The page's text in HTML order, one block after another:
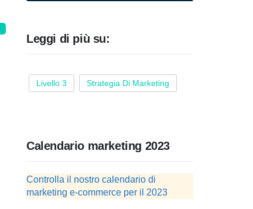
Leggi di più su:
Livello 3 Strategia Di Marketing
Calendario marketing 2023
Controlla il nostro calendario di
marketing e-commerce per il 2023